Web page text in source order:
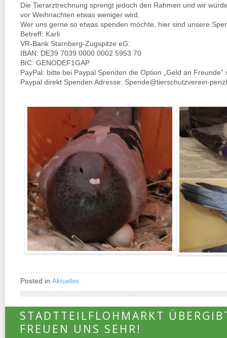
Die Tierarztrechnung sprengt jedoch den Rahmen und wir
vor Weihnachten etwas weniger wird.
Wer uns gerne so etwas spenden möchte, hier sind unsere
Betreff: Karli
VR-Bank Starnberg-Zugspitze eG:
IBAN: DE39 7039 0000 0002 5953 70
BIC: GENODEF1GAP
PayPal: bitte bei Paypal Spenden die Option „Geld an
Paypal direkt Spenden Adresse: Spende@tierschutzverein-
Posted in Aktuelles
STADTTEILFLOHMARKT
FREUEN UNS SEHR!